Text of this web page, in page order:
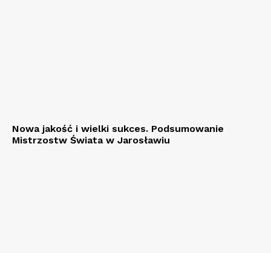
Nowa jakość i wielki sukces. Podsumowanie
Mistrzostw Świata w Jarosławiu